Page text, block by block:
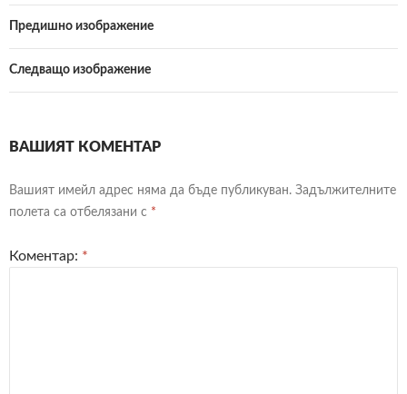
Предишно изображение
Следващо изображение
ВАШИЯТ КОМЕНТАР
Вашият имейл адрес няма да бъде публикуван. Задължителните
полета са отбелязани с *
Коментар: *